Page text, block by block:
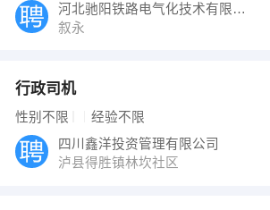
河北驰阳铁路电气化技术有限公司
叙永
行政司机
性别不限 经验不限
四川鑫洋投资管理有限公司
泸县得胜镇林坎社区